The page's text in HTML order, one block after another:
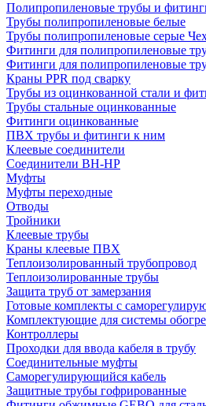
Полипропиленовые трубы и
Трубы полипропиленовые белые
Трубы полипропиленовые серые
Фитинги для полипропиленовые
Фитинги для полипропиленовые
Краны PPR под сварку
Трубы из оцинкованной стали и
Трубы стальные оцинкованные
Фитинги оцинкованные
ПВХ трубы и фитинги к ним
Клеевые соединители
Соединители ВН-НР
Муфты
Муфты переходные
Отводы
Тройники
Клеевые трубы
Краны клеевые ПВХ
Теплоизолированный трубопровод
Теплоизолированные трубы
Защита труб от замерзания
Готовые комплекты с
Комплектующие для системы
Контроллеры
Проходки для ввода кабеля в трубу
Соединительные муфты
Саморегулирующийся кабель
Защитные трубы гофрированные